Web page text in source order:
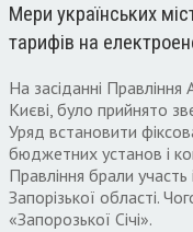
Мери українських
тарифів на
На засіданні Правління
Києві, було прийнято
Уряд встановити
бюджетних установ і
Правління брали участь
Запорізької області.
«Запорозької Січі».